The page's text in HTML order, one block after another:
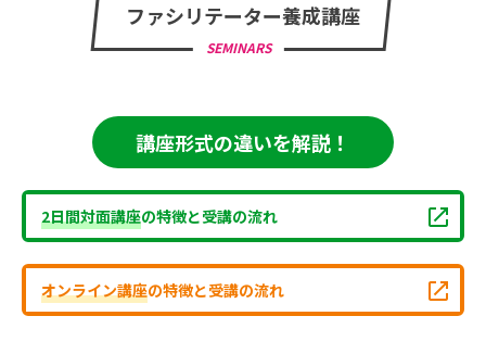
ファシリテーター養成講座
SEMINARS
講座形式の違いを解説！
2日間対面講座の特徴と受講の流れ
オンライン講座の特徴と受講の流れ